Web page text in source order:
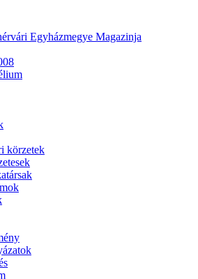
Egyházmegye Magazinja
körzetek